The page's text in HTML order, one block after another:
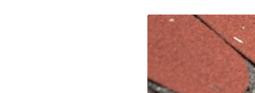
Kliknij, aby powiększyć